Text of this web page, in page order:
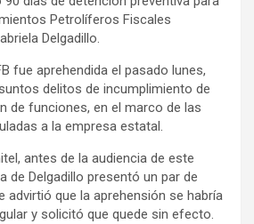
Petrolíferos Fiscales
Delgadillo.
fue aprehendida el pasado lunes,
delitos de incumplimiento de
de funciones, en el marco de las
a la empresa estatal.
antes de la audiencia de este
de Delgadillo presentó un par de
advirtió que la aprehensión se habría
y solicitó que quede sin efecto.